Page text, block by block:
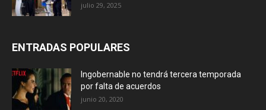
julio 29, 2025
ENTRADAS POPULARES
Ingobernable no tendrá tercera temporada
por falta de acuerdos
junio 20, 2020